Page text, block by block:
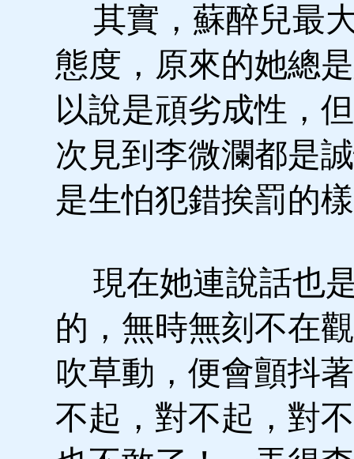
其實，蘇醉兒最
態度，原來的她總
以說是頑劣成性，
次見到李微瀾都是
是生怕犯錯挨罰的
現在她連說話也
的，無時無刻不在
吹草動，便會顫抖
不起，對不起，對